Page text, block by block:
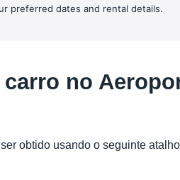
preferred dates and rental details.
no
obtido usando o seguinte